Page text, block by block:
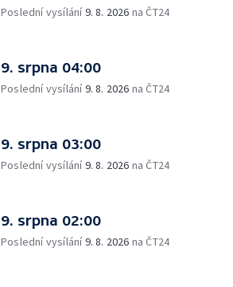
Poslední vysílání9. 8. 2026 na ČT24
9. srpna 04:00
Poslední vysílání9. 8. 2026 na ČT24
9. srpna 03:00
Poslední vysílání9. 8. 2026 na ČT24
9. srpna 02:00
Poslední vysílání9. 8. 2026 na ČT24